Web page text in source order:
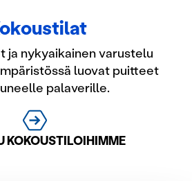
ja nykyaikainen varustelu
luovat puitteet
palaverille.
KOKOUSTILOIHIMME